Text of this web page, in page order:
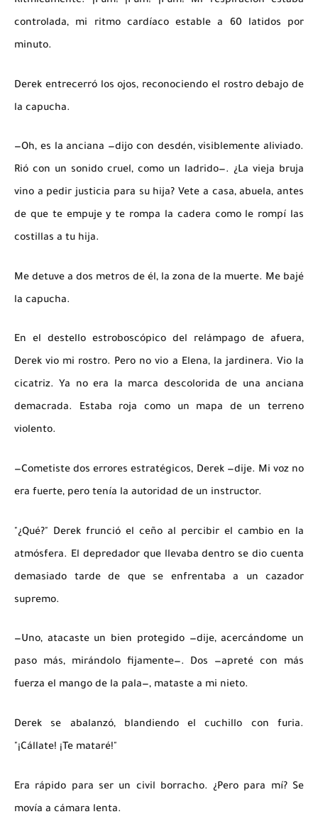
controlada, mi ritmo cardíaco estable a 60 latidos por
minuto.
Derek entrecerró los ojos, reconociendo el rostro debajo de
la capucha.
—Oh, es la anciana —dijo con desdén, visiblemente aliviado.
Rió con un sonido cruel, como un ladrido—. ¿La vieja bruja
vino a pedir justicia para su hija? Vete a casa, abuela, antes
de que te empuje y te rompa la cadera como le rompí las
costillas a tu hija.
Me detuve a dos metros de él, la zona de la muerte. Me bajé
la capucha.
En el destello estroboscópico del relámpago de afuera,
Derek vio mi rostro. Pero no vio a Elena, la jardinera. Vio la
cicatriz. Ya no era la marca descolorida de una anciana
demacrada. Estaba roja como un mapa de un terreno
violento.
—Cometiste dos errores estratégicos, Derek —dije. Mi voz no
era fuerte, pero tenía la autoridad de un instructor.
"¿Qué?" Derek frunció el ceño al percibir el cambio en la
atmósfera. El depredador que llevaba dentro se dio cuenta
demasiado tarde de que se enfrentaba a un cazador
supremo.
—Uno, atacaste un bien protegido —dije, acercándome un
paso más, mirándolo fijamente—. Dos —apreté con más
fuerza el mango de la pala—, mataste a mi nieto.
Derek se abalanzó, blandiendo el cuchillo con furia.
"¡Cállate! ¡Te mataré!"
Era rápido para ser un civil borracho. ¿Pero para mí? Se
movía a cámara lenta.